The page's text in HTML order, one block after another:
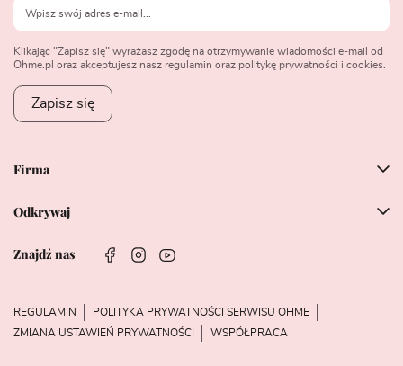
Firma
Odkrywaj
Znajdź nas
Klikając "Zapisz się" wyrażasz zgodę na otrzymywanie wiadomości e-mail od
Ohme.pl oraz akceptujesz nasz regulamin oraz politykę prywatności i cookies.
Zapisz się
REGULAMIN
POLITYKA PRYWATNOŚCI SERWISU OHME
ZMIANA USTAWIEŃ PRYWATNOŚCI
WSPÓŁPRACA